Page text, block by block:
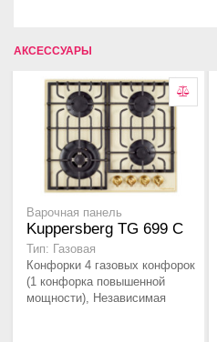
АКСЕССУАРЫ
Варочная панель
Kuppersberg TG 699 C
Тип: Газовая
Конфорки 4 газовых конфорок
(1 конфорка повышенной
мощности), Независимая